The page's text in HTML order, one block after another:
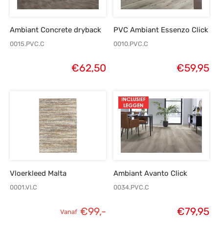
Ambiant Concrete dryback
0015.PVC.C
€62,50
PVC Ambiant Essenzo Click
0010.PVC.C
€59,95
Vloerkleed Malta
0001.Vl.C
Vanaf €99,-
Ambiant Avanto Click
0034.PVC.C
€79,95